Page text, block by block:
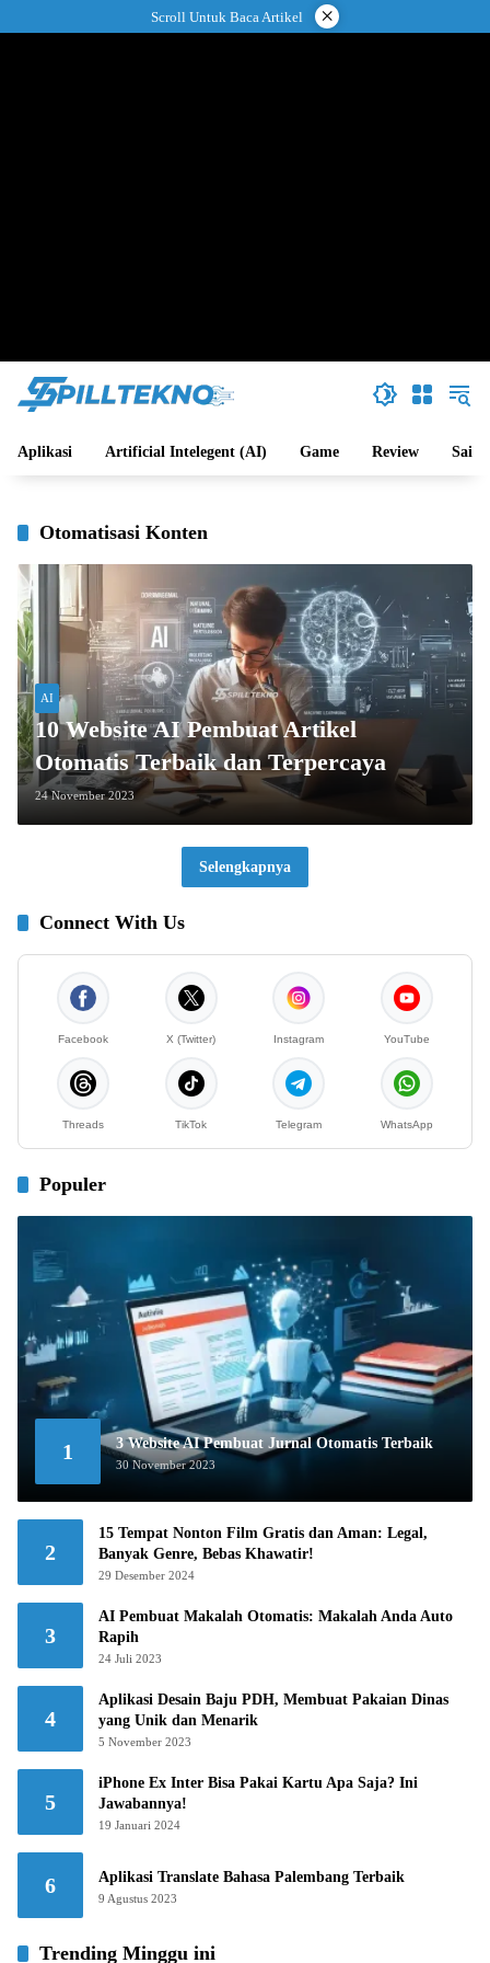
ke
Scroll Untuk Baca Artikel ×
Aplikasi Artificial Intelegent (AI) Game Review Sains
Otomatisasi Konten
AI
10 Website AI Pembuat Artikel
Otomatis Terbaik dan Terpercaya
24 November 2023
Selengkapnya
Connect With Us
Facebook X (Twitter) Instagram YouTube
Threads TikTok Telegram WhatsApp
Populer
1 3 Website AI Pembuat Jurnal Otomatis Terbaik
30 November 2023
2
15 Tempat Nonton Film Gratis dan Aman: Legal,
Banyak Genre, Bebas Khawatir!
29 Desember 2024
3
AI Pembuat Makalah Otomatis: Makalah Anda Auto
Rapih
24 Juli 2023
4
Aplikasi Desain Baju PDH, Membuat Pakaian Dinas
yang Unik dan Menarik
5 November 2023
5
iPhone Ex Inter Bisa Pakai Kartu Apa Saja? Ini
Jawabannya!
19 Januari 2024
6 Aplikasi Translate Bahasa Palembang Terbaik
9 Agustus 2023
Trending Minggu ini